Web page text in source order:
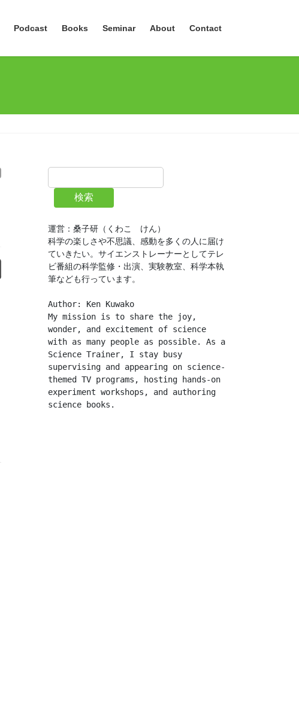
Podcast Books Seminar About Contact
検索
運営：桑子研（くわこ　けん）
科学の楽しさや不思議、感動を多くの人に届け
ていきたい。サイエンストレーナーとしてテレ
ビ番組の科学監修・出演、実験教室、科学本執
筆なども行っています。
Author: Ken Kuwako
My mission is to share the joy,
wonder, and excitement of science
with as many people as possible. As a
Science Trainer, I stay busy
supervising and appearing on science-
themed TV programs, hosting hands-on
experiment workshops, and authoring
science books.